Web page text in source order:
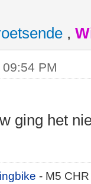
,
PM
ging het
- M5